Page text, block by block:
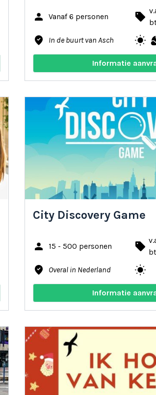
person Vanaf 6 personen local_offer
where_to_vote In de buurt van Asch wb_sunny
Informatie
City Discovery Game
person 15 - 500 personen local_offer
where_to_vote Overal in Nederland wb_sunny
Informatie